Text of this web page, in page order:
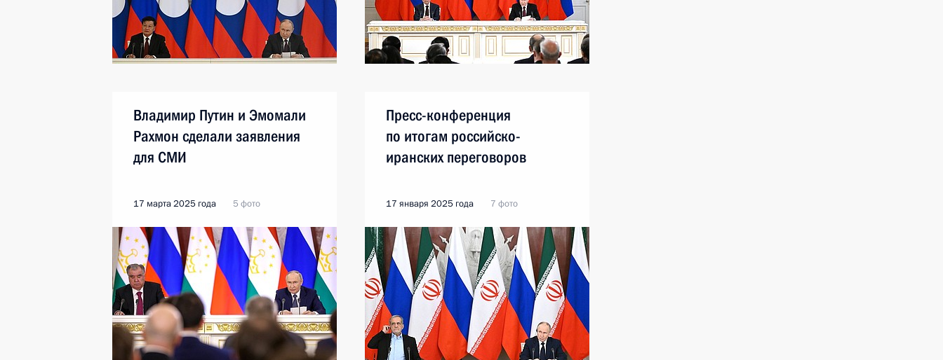
Владимир Путин и Эмомали
Рахмон сделали заявления
для СМИ
17 марта 2025 года 5 фото
Пресс-конференция
по итогам российско-
иранских переговоров
17 января 2025 года 7 фото